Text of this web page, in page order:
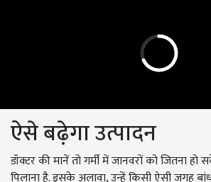
ऐसे बढ़ेगा उत्पादन
डॉक्टर की मानें तो गर्मी में जानवरों को जितना हो
पिलाना है. इसके अलावा, उन्हें किसी ऐसी जगह